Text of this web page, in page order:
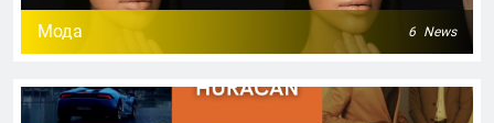
Мода 6 News